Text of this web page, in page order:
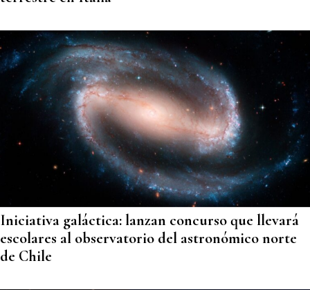
Iniciativa galáctica: lanzan concurso que llevará
escolares al observatorio del astronómico norte
de Chile